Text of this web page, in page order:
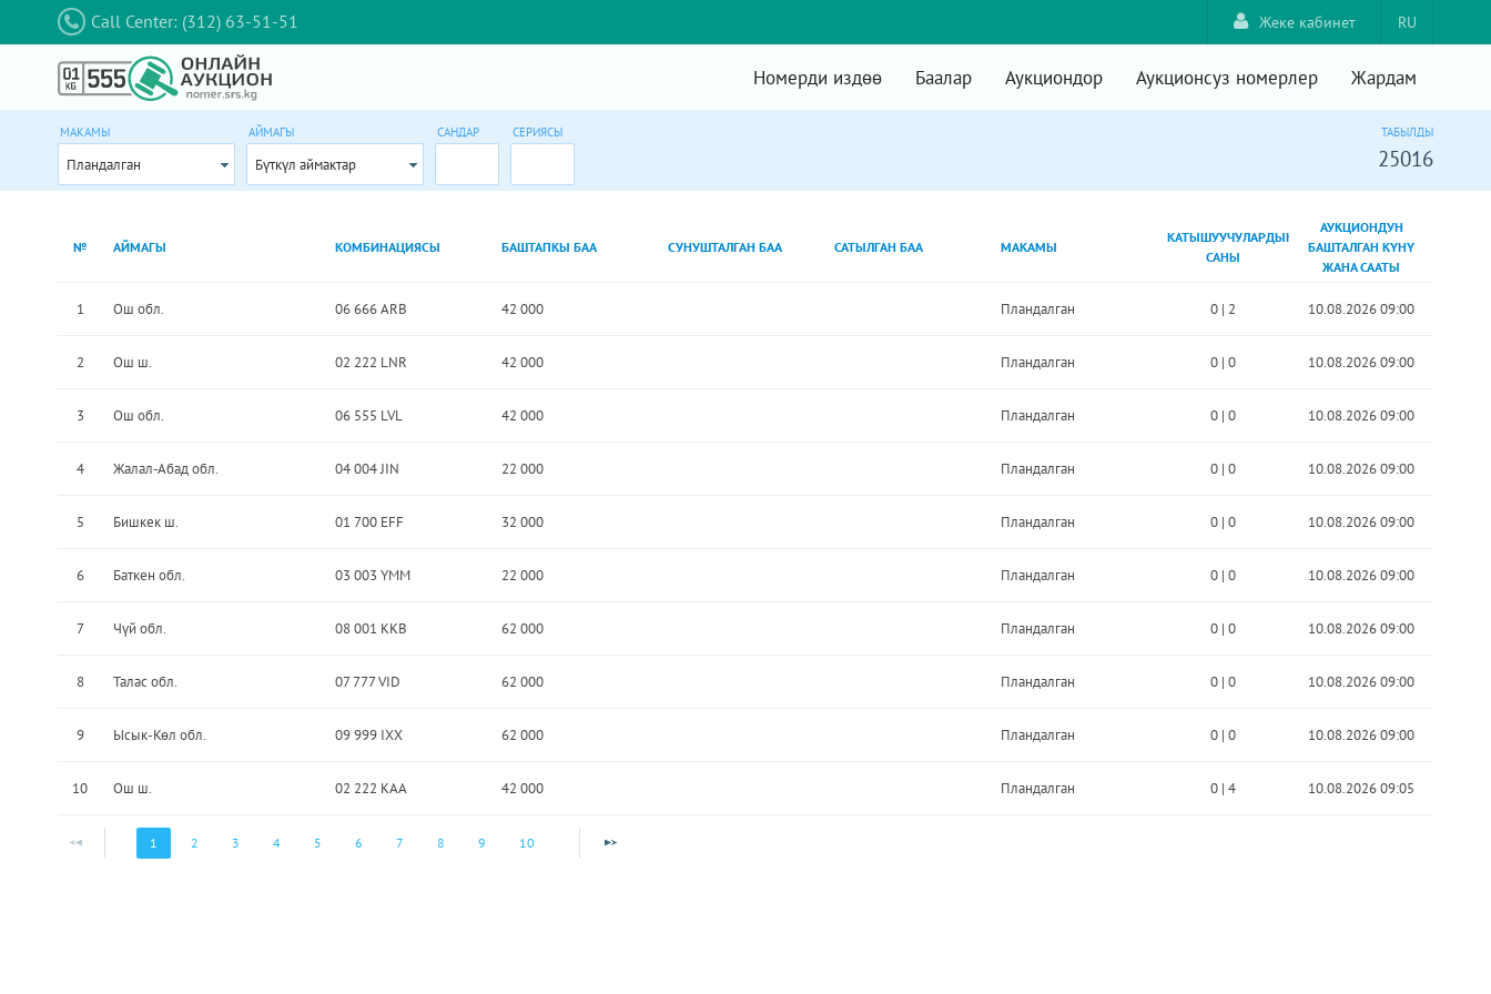
Call Center: (312) 63-51-51 RU
Жеке кабинет
Номерди издөө Баалар Аукциондор Аукционсуз номерлер Жардам
МАКАМЫ
Пландалган
АЙМАГЫ
Бүткүл аймактар
САНДАР СЕРИЯСЫ ТАБЫЛДЫ
25016
№ АЙМАГЫ КОМБИНАЦИЯСЫ БАШТАПКЫ БАА СУНУШТАЛГАН БАА САТЫЛГАН БАА МАКАМЫ
КАТЫШУУЧУЛАРДЫН
САНЫ
АУКЦИОНДУН
БАШТАЛГАН КҮНҮ
ЖАНА СААТЫ
1 Ош обл. 06 666 ARB 42 000 Пландалган 0| 2 10.08.2026 09:00
2 Ош ш. 02 222 LNR 42 000 Пландалган 0| 0 10.08.2026 09:00
3 Ош обл. 06 555 LVL 42 000 Пландалган 0| 0 10.08.2026 09:00
4 Жалал-Абад обл. 04 004 JIN 22 000 Пландалган 0| 0 10.08.2026 09:00
5 Бишкек ш. 01 700 EFF 32 000 Пландалган 0| 0 10.08.2026 09:00
6 Баткен обл. 03 003 YMM 22 000 Пландалган 0| 0 10.08.2026 09:00
7 Чүй обл. 08 001 KKB 62 000 Пландалган 0| 0 10.08.2026 09:00
8 Талас обл. 07 777 VID 62 000 Пландалган 0| 0 10.08.2026 09:00
9 Ысык-Көл обл. 09 999 IXX 62 000 Пландалган 0| 0 10.08.2026 09:00
10 Ош ш. 02 222 KAA 42 000 Пландалган 0| 4 10.08.2026 09:05
1 2 3 4 5 6 7 8 9 10